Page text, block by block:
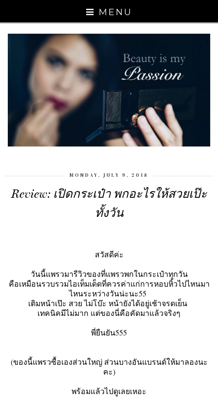
MENU
MONDAY, JULY 9, 2018
Review: เปิดกระเป๋า พกอะไรให้สวยเป๊ะ
ทั้งวัน
สวัสดีค่ะ
วันนี้แพรวมารีวิวของที่แพรวพกในกระเป๋าทุกวัน
คือเหมือนรวบรวมไอเท็มเด็ดที่ควรค่าแก่การหอบหิ้วไปไหนมา
ไหนระหว่างวันน่ะนะ55
เติมหน้าเป๊ะ สวย ไม่โบ๊ะ หน้ายังได้อยู่เช้าจรดเย็น
เทคนิคมีไม่มาก แต่ของนี่คือคัดมาแล้วจริงๆ
พี่ยืนยัน555
(ของนี้แพรวซื้อเองส่วนใหญ่ ส่วนบางอันแบรนด์ให้มาลองนะ
คะ)
พร้อมแล้วไปดูเลยเหอะ